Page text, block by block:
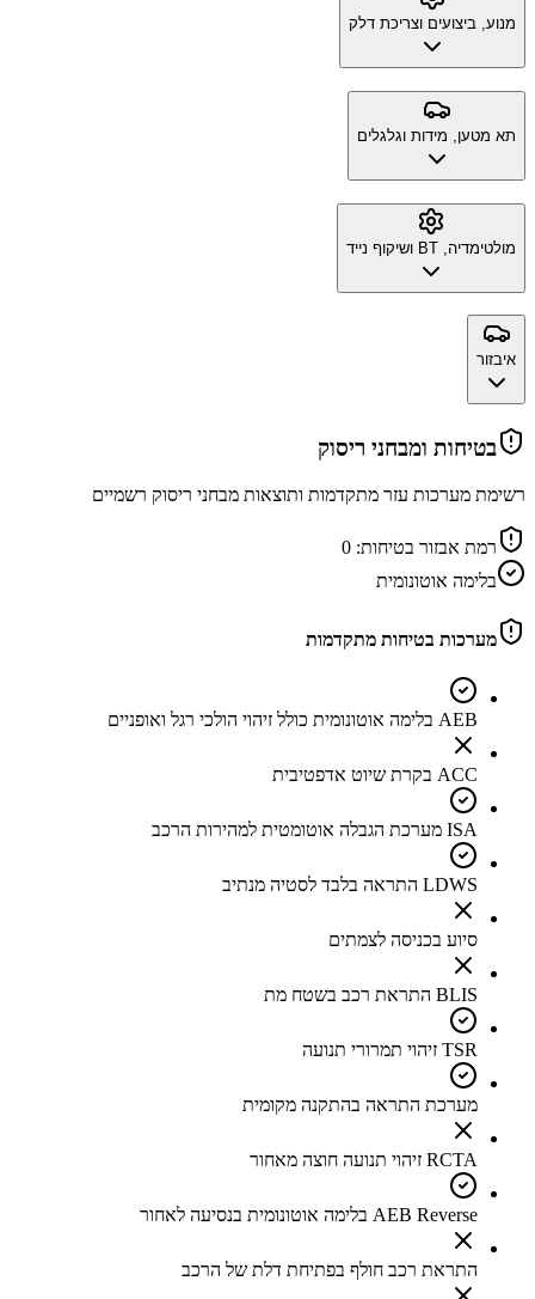
מנוע, ביצועים וצריכת דלק
תא מטען, מידות וגלגלים
מולטימדיה, BT ושיקוף נייד
איבזור
בטיחות ומבחני ריסוק
רשימת מערכות עזר מתקדמות ותוצאות מבחני ריסוק רשמיים
רמת אבזור בטיחות: 0
בלימה אוטונומית
מערכות בטיחות מתקדמות
AEB בלימה אוטונומית כולל זיהוי הולכי רגל ואופניים
ACC בקרת שיוט אדפטיבית
ISA מערכת הגבלה אוטומטית למהירות הרכב
LDWS התראה בלבד לסטיה מנתיב
סיוע בכניסה לצמתים
BLIS התראת רכב בשטח מת
TSR זיהוי תמרורי תנועה
מערכת התראה בהתקנה מקומית
RCTA זיהוי תנועה חוצה מאחור
AEB Reverse בלימה אוטונומית בנסיעה לאחור
התראת רכב חולף בפתיחת דלת של הרכב